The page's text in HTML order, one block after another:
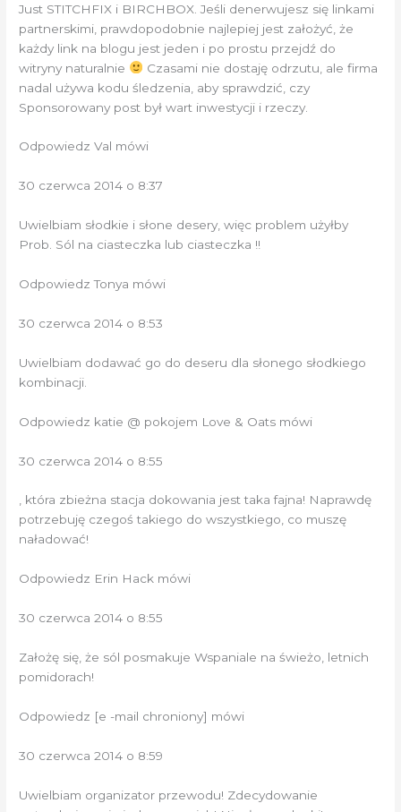
Just STITCHFIX i BIRCHBOX. Jeśli denerwujesz się linkami
partnerskimi, prawdopodobnie najlepiej jest założyć, że
każdy link na blogu jest jeden i po prostu przejdź do
witryny naturalnie
Czasami nie dostaję odrzutu, ale firma
nadal używa kodu śledzenia, aby sprawdzić, czy
Sponsorowany post był wart inwestycji i rzeczy.
Odpowiedz Val mówi
30 czerwca 2014 o 8:37
Uwielbiam słodkie i słone desery, więc problem użyłby
Prob. Sól na ciasteczka lub ciasteczka !!
Odpowiedz Tonya mówi
30 czerwca 2014 o 8:53
Uwielbiam dodawać go do deseru dla słonego słodkiego
kombinacji.
Odpowiedz katie @ pokojem Love & Oats mówi
30 czerwca 2014 o 8:55
, która zbieżna stacja dokowania jest taka fajna! Naprawdę
potrzebuję czegoś takiego do wszystkiego, co muszę
naładować!
Odpowiedz Erin Hack mówi
30 czerwca 2014 o 8:55
Założę się, że sól posmakuje Wspaniale na świeżo, letnich
pomidorach!
Odpowiedz [e -mail chroniony] mówi
30 czerwca 2014 o 8:59
Uwielbiam organizator przewodu! Zdecydowanie